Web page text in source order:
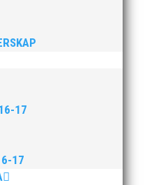
17
17
en kväll med
underhållning. Bilder
nedan. Stort tack till
och generöst
Fler bilder från